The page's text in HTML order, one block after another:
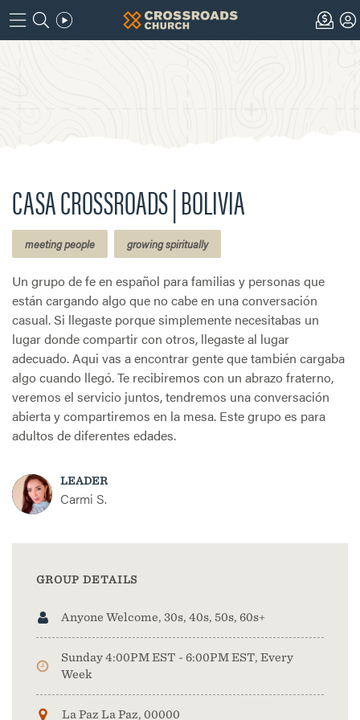
CASA CROSSROADS | BOLIVIA
meeting people growing spiritually
Un grupo de fe en español para familias y personas que
están cargando algo que no cabe en una conversación
casual. Si llegaste porque simplemente necesitabas un
lugar donde compartir con otros, llegaste al lugar
adecuado. Aqui vas a encontrar gente que también cargaba
algo cuando llegó. Te recibiremos con un abrazo fraterno,
veremos el servicio juntos, tendremos una conversación
abierta y compartiremos en la mesa. Este grupo es para
adultos de diferentes edades.
LEADER
Carmi S.
GROUP DETAILS
Anyone Welcome, 30s, 40s, 50s, 60s+
Sunday 4:00PM EST - 6:00PM EST, Every
Week
La Paz La Paz, 00000